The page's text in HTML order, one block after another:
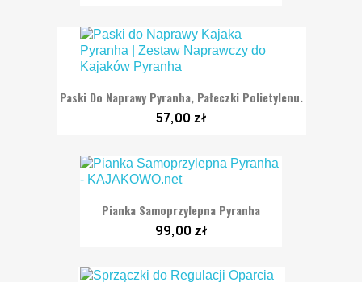
Paski Do Naprawy Pyranha, Pałeczki Polietylenu.
57,00 zł
Pianka Samoprzylepna Pyranha
99,00 zł